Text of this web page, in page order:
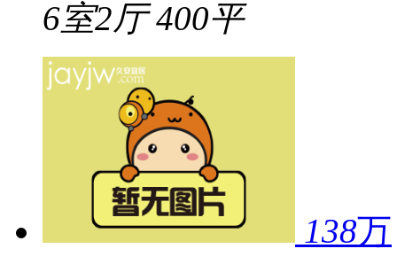
6室2厅 400平
138万